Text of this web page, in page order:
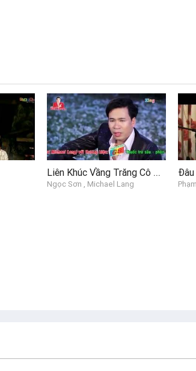
Liên Khúc Vầng Trăng Cô Đơn
Ngọc Sơn , Michael Lang